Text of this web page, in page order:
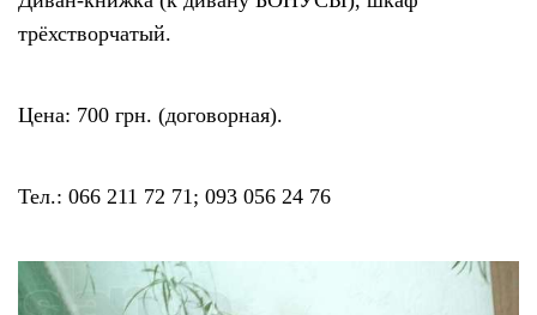
трёхстворчатый.
Цена: 700 грн. (договорная).
Тел.: 066 211 72 71; 093 056 24 76